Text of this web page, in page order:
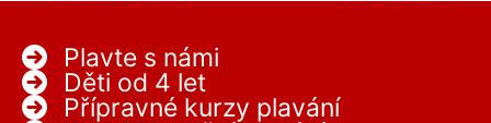
Plavte s námi
Děti od 4 let
Přípravné kurzy plavání